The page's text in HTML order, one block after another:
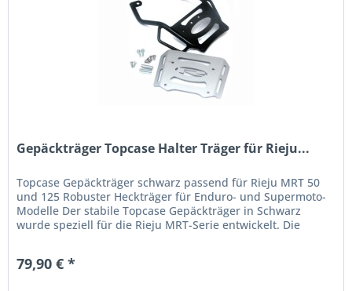
Gepäckträger Topcase Halter Träger für Rieju...
Topcase Gepäckträger schwarz passend für Rieju MRT 50
und 125 Robuster Heckträger für Enduro- und Supermoto-
Modelle Der stabile Topcase Gepäckträger in Schwarz
wurde speziell für die Rieju MRT-Serie entwickelt. Die
79,90 € *